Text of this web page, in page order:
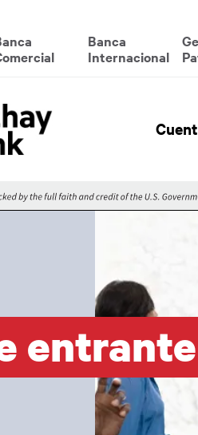
Hierarchy
Banca
Internacional